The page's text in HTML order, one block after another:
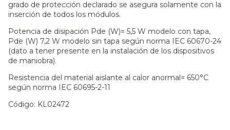
grado de protección declarado se asegura solamente con la
inserción de todos los módulos.
Potencia de disipación Pde (W)= 5,5 W modelo con tapa,
Pde (W) 7,2 W modelo sin tapa según norma IEC 60670-24
(dato a tener presente en la instalación de los dispositivos
de maniobra).
Resistencia del material aislante al calor anormal= 650°C
según norma IEC 60695-2-11
Código: KL02472